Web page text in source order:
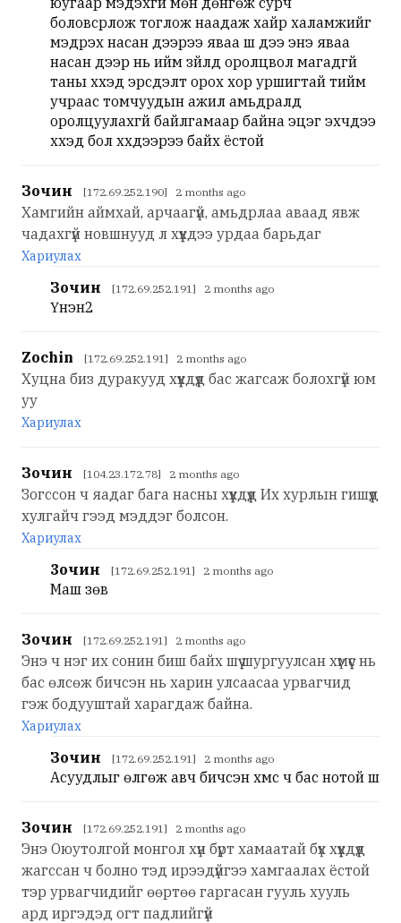
боловсрлож тоглож наадаж хайр халамжийг
мэдрэх насан дээрээ яваа шүү дээ энэ яваа
насан дээр нь ийм зүйлд оролцвол магадгүй
таны хүүхэд эрсдэлт орох хор уршигтай тийм
учраас томчуудын ажил амьдралд
оролцуулахгүй байлгамаар байна эцэг эхчүүдээ
хүүхэд бол хүүхдээрээ байх ёстой
Зочин [172.69.252.190] 2 months ago
Хамгийн аймхай, арчаагүй, амьдрлаа аваад явж
чадахгүй новшнууд л хүүхдээ урдаа барьдаг
Хариулах
Зочин [172.69.252.191] 2 months ago
Үнэн2
Zochin [172.69.252.191] 2 months ago
Хуцна биз дуракууд хүүхдүүд бас жагсаж болохгүй юм
уу
Хариулах
Зочин [104.23.172.78] 2 months ago
Зогссон ч яадаг бага насны хүүхдүүд Их хурлын гишүүд
хулгайч гээд мэддэг болсон.
Хариулах
3очин [172.69.252.191] 2 months ago
Маш зөв
Зочин [172.69.252.191] 2 months ago
Энэ ч нэг их сонин биш байх шүү шургуулсан хүмүүс нь
бас өлсөж бичсэн нь харин улсаасаа урвагчид
гэж бодууштай харагдаж байна.
Хариулах
Зочин [172.69.252.191] 2 months ago
Асуудлыг өлгөж авч бичсэн хүмүүс ч бас нотой шүү
Зочин [172.69.252.191] 2 months ago
Энэ Оюутолгой монгол хүн бүрт хамаатай бүх хүүхдүүд
жагссан ч болно тэд ирээдүйгээ хамгаалах ёстой
тэр урвагчидийг өөртөө гаргасан гууль хууль
ард иргэдэд огт падлийгүй